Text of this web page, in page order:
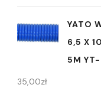
YATO
6,5 X
5M
35,00zł